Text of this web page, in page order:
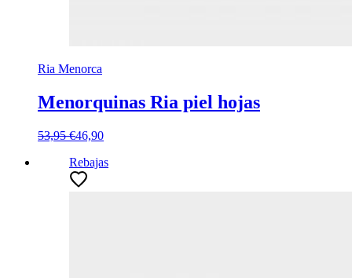
Ria Menorca
Menorquinas Ria piel hojas
53,95 €46,90
Rebajas